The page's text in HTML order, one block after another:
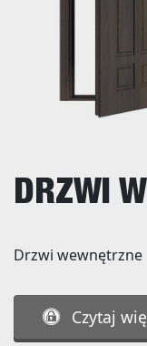
DRZWI
Drzwi wewnętrzne
Czytaj